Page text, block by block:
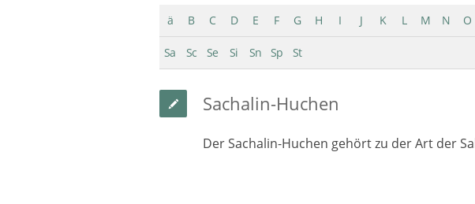
ä B C D E F G H I J K L M N O
Sa Sc Se Si Sn Sp St
Sachalin-Huchen
Der Sachalin-Huchen gehört zu der Art der